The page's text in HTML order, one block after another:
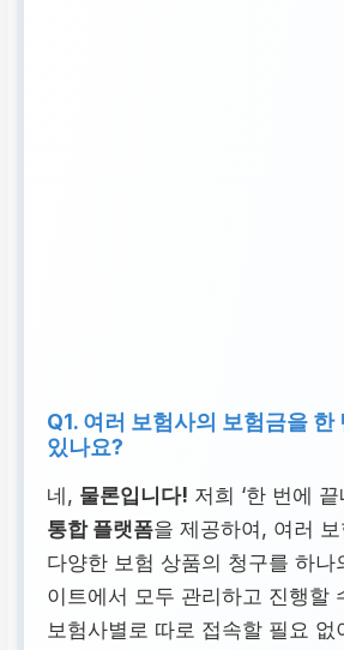
Q1. 여러 보험사의 보험금을 한
있나요?
네, 물론입니다! 저희 ‘한 번에
통합 플랫폼을 제공하여, 여러
다양한 보험 상품의 청구를 하나
이트에서 모두 관리하고 진행할
보험사별로 따로 접속할 필요 없